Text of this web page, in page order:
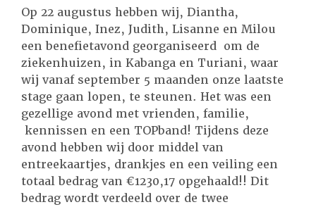
Op 22 augustus hebben wij, Diantha,
Dominique, Inez, Judith, Lisanne en Milou
een benefietavond georganiseerd om de
ziekenhuizen, in Kabanga en Turiani, waar
wij vanaf september 5 maanden onze laatste
stage gaan lopen, te steunen. Het was een
gezellige avond met vrienden, familie,
kennissen en een TOPband! Tijdens deze
avond hebben wij door middel van
entreekaartjes, drankjes en een veiling een
totaal bedrag van €1230,17 opgehaald!! Dit
bedrag wordt verdeeld over de twee